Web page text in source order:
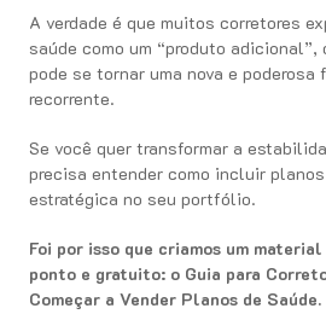
A verdade é que muitos corretores
saúde como um “produto
pode se tornar uma nova e poderosa
recorrente.
Se você quer transformar a
precisa entender como incluir
estratégica no seu portfólio.
Foi por isso que criamos um
ponto e gratuito: o Guia para
Começar a Vender Planos de Saúde.